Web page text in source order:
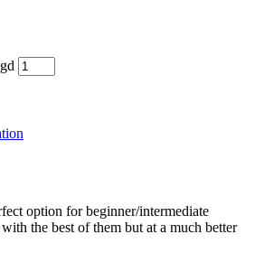
option for beginner/intermediate
the best of them but at a much better